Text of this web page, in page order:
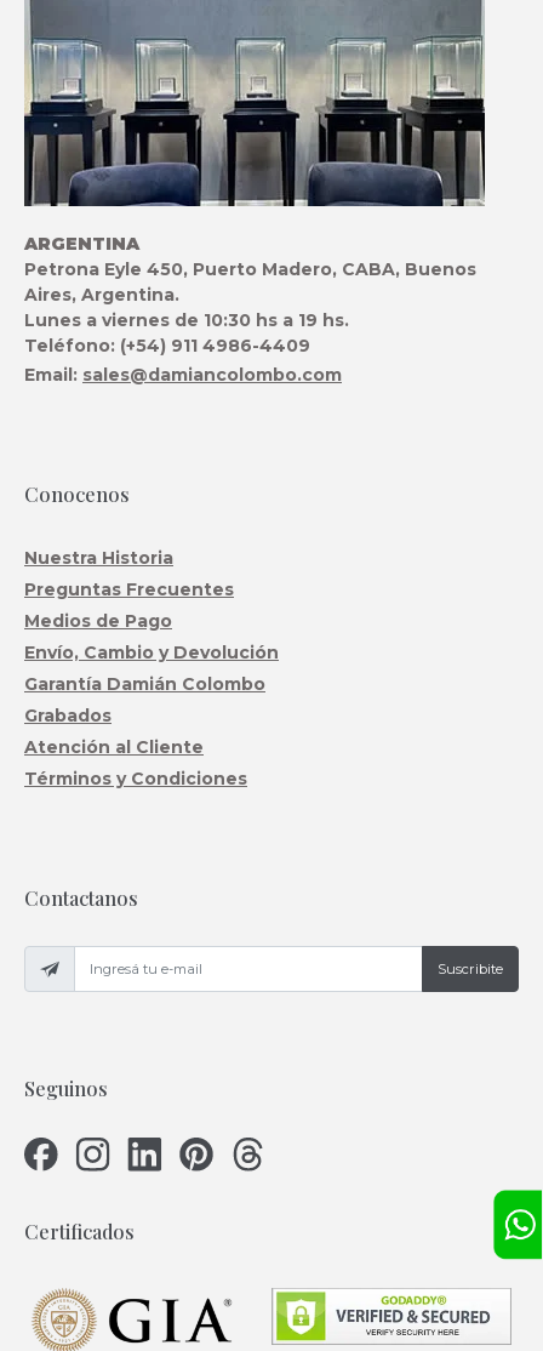
ARGENTINA
Petrona Eyle 450, Puerto Madero, CABA, Buenos
Aires, Argentina.
Lunes a viernes de 10:30 hs a 19 hs.
Teléfono: (+54) 911 4986-4409
Email: sales@damiancolombo.com
Conocenos
Nuestra Historia
Preguntas Frecuentes
Medios de Pago
Envío, Cambio y Devolución
Garantía Damián Colombo
Grabados
Atención al Cliente
Términos y Condiciones
Contactanos
Suscribite
Seguinos
Certificados